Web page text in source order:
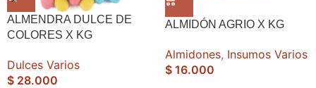
ALMENDRA DULCE DE
COLORES X KG
Dulces Varios
$ 28.000
ALMIDÓN AGRIO X KG
Almidones, Insumos Varios
$ 16.000